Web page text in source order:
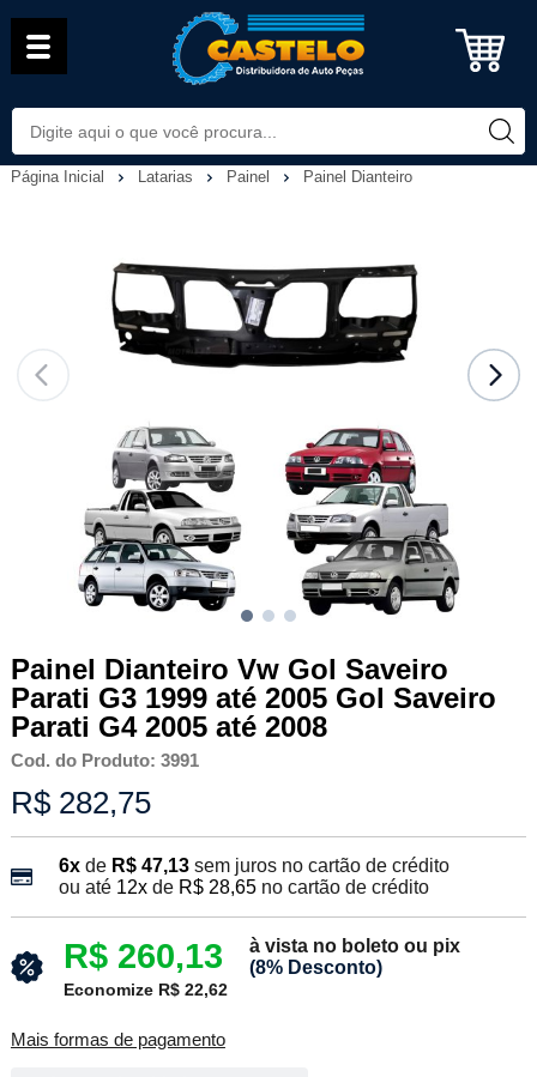
Página Inicial Latarias Painel Painel Dianteiro
Painel Dianteiro Vw Gol Saveiro
Parati G3 1999 até 2005 Gol Saveiro
Parati G4 2005 até 2008
Cod. do Produto: 3991
R$ 282,75
6xde R$ 47,13 sem juros no cartão de crédito
ou até 12xde R$ 28,65no cartão de crédito
R$ 260,13
à vista no boleto ou pix
(8% Desconto)
Economize R$ 22,62
Mais formas de pagamento